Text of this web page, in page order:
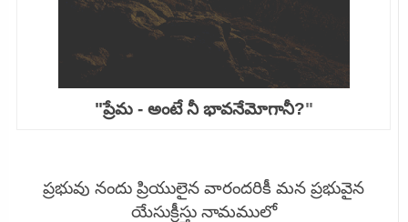
"ప్రేమ - అంటే నీ భావనేమోగానీ?"
ప్రభువు నందు ప్రియులైన వారందరికీ మన ప్రభువైన
యేసుక్రీస్తు నామములో